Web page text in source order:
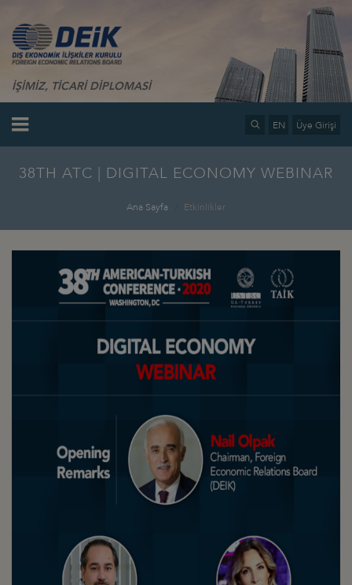
İŞİMİZ, TİCARİ DİPLOMASİ
EN Üye Girişi
38TH ATC | DIGITAL ECONOMY WEBINAR
Ana Sayfa Etkinlikler